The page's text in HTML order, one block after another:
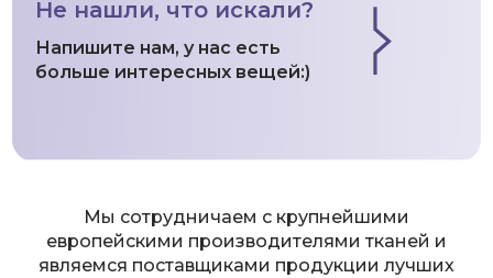
Не нашли, что искали?
Напишите нам, у нас есть
больше интересных вещей:)
Мы сотрудничаем с крупнейшими
европейскими производителями тканей и
являемся поставщиками продукции лучших